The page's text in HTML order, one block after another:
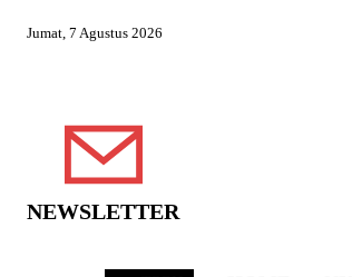
Jumat, 7 Agustus 2026
NEWSLETTER